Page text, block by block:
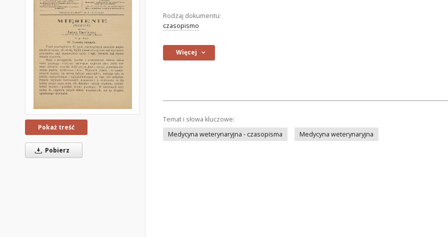
Pokaż treść
Pobierz
Rodzaj dokumentu:
czasopismo
Więcej
Temat i słowa kluczowe:
Medycyna weterynaryjna - czasopisma
Medycyna weterynaryjna